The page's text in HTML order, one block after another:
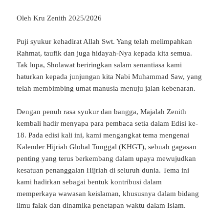
Oleh Kru Zenith 2025/2026
Puji syukur kehadirat Allah Swt. Yang telah melimpahkan
Rahmat, taufik dan juga hidayah-Nya kepada kita semua.
Tak lupa, Sholawat beriringkan salam senantiasa kami
haturkan kepada junjungan kita Nabi Muhammad Saw, yang
telah membimbing umat manusia menuju jalan kebenaran.
Dengan penuh rasa syukur dan bangga, Majalah Zenith
kembali hadir menyapa para pembaca setia dalam Edisi ke-
18. Pada edisi kali ini, kami mengangkat tema mengenai
Kalender Hijriah Global Tunggal (KHGT), sebuah gagasan
penting yang terus berkembang dalam upaya mewujudkan
kesatuan penanggalan Hijriah di seluruh dunia. Tema ini
kami hadirkan sebagai bentuk kontribusi dalam
memperkaya wawasan keislaman, khususnya dalam bidang
ilmu falak dan dinamika penetapan waktu dalam Islam.